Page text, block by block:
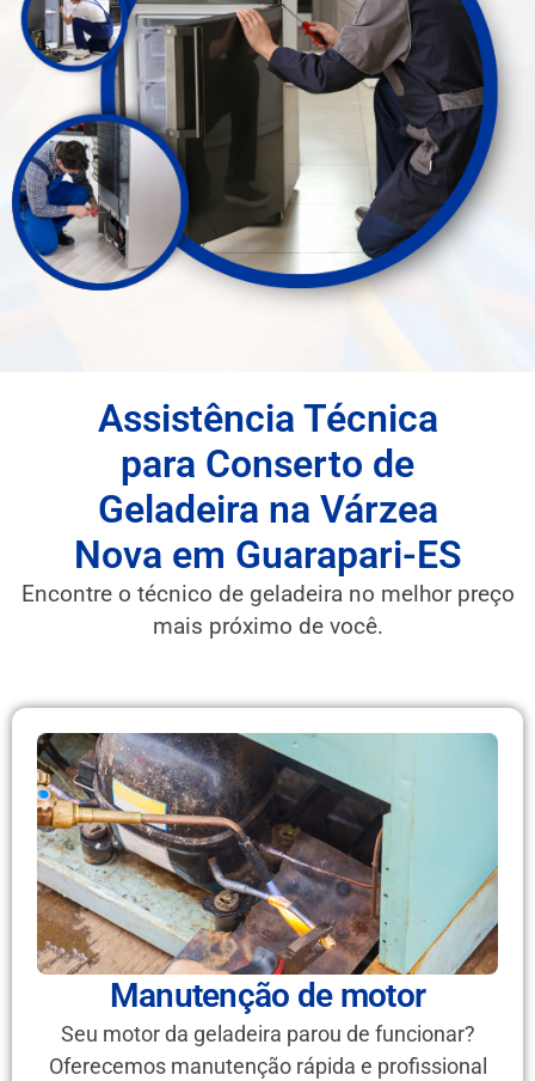
Assistência Técnica
para Conserto de
Geladeira na Várzea
Nova em Guarapari-ES
Encontre o técnico de geladeira no melhor preço
mais próximo de você.
Manutenção de motor
Seu motor da geladeira parou de funcionar?
Oferecemos manutenção rápida e profissional